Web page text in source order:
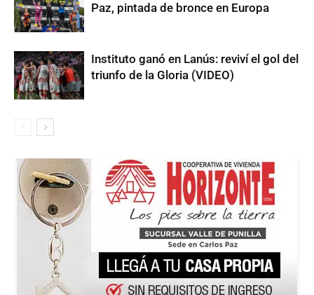
Paz, pintada de bronce en Europa
Instituto ganó en Lanús: reviví el gol del
triunfo de la Gloria (VIDEO)